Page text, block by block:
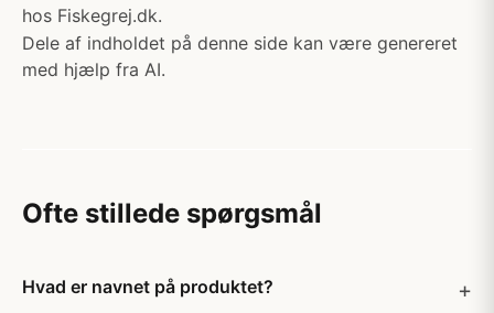
hos Fiskegrej.dk.
Dele af indholdet på denne side kan være genereret
med hjælp fra AI.
Ofte stillede spørgsmål
Hvad er navnet på produktet?